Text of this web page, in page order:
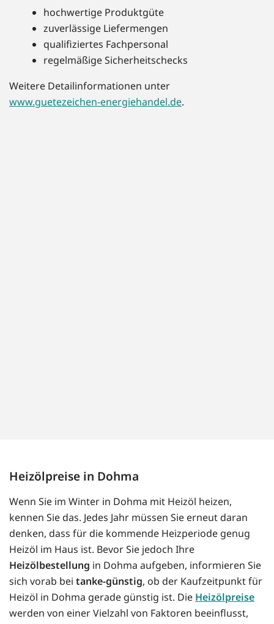
hochwertige Produktgüte
zuverlässige Liefermengen
qualifiziertes Fachpersonal
regelmäßige Sicherheitschecks
Weitere Detailinformationen unter
www.guetezeichen-energiehandel.de.
Heizölpreise in Dohma
Wenn Sie im Winter in Dohma mit Heizöl heizen,
kennen Sie das. Jedes Jahr müssen Sie erneut daran
denken, dass für die kommende Heizperiode genug
Heizöl im Haus ist. Bevor Sie jedoch Ihre
Heizölbestellung in Dohma aufgeben, informieren Sie
sich vorab bei tanke-günstig, ob der Kaufzeitpunkt für
Heizöl in Dohma gerade günstig ist. Die Heizölpreise
werden von einer Vielzahl von Faktoren beeinflusst,